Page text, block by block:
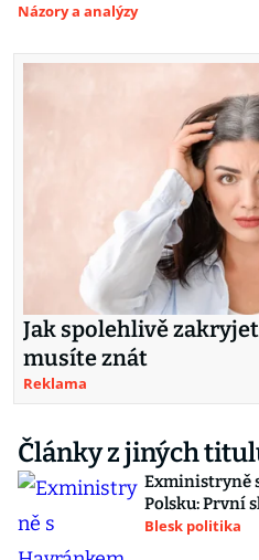
Názory a analýzy
Jak spolehlivě
musíte znát
Reklama
Články z jiných
Exministryně
Polsku: První
Blesk politika